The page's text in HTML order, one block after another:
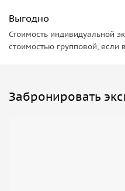
Выгодно
Стоимость индивидуальной
стоимостью групповой, если
Забронировать